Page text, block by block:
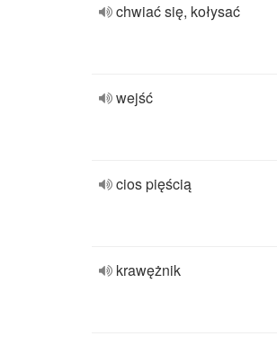
chwiać się, kołysać
wejść
cios pięścią
krawężnik